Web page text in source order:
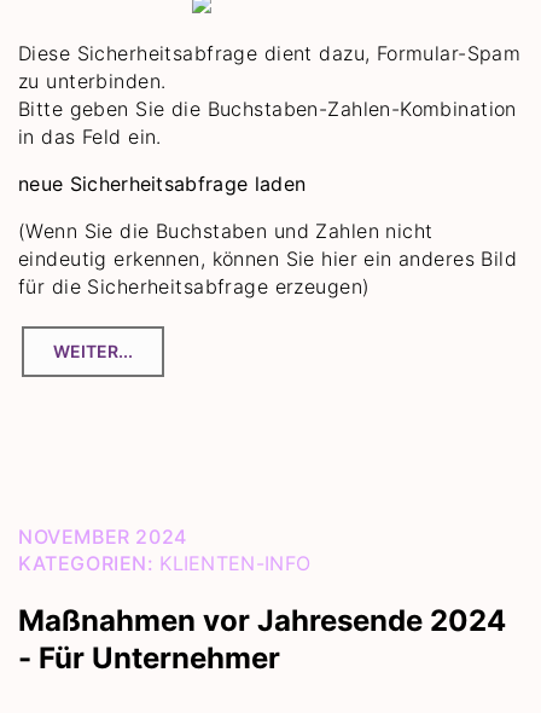
Diese Sicherheitsabfrage dient dazu, Formular-Spam
zu unterbinden.
Bitte geben Sie die Buchstaben-Zahlen-Kombination
in das Feld ein.
neue Sicherheitsabfrage laden
(Wenn Sie die Buchstaben und Zahlen nicht
eindeutig erkennen, können Sie hier ein anderes Bild
für die Sicherheitsabfrage erzeugen)
NOVEMBER 2024
KATEGORIEN: KLIENTEN-INFO
Maßnahmen vor Jahresende 2024
- Für Unternehmer